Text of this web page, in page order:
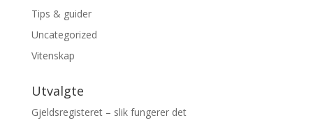
Tips & guider
Uncategorized
Vitenskap
Utvalgte
Gjeldsregisteret – slik fungerer det